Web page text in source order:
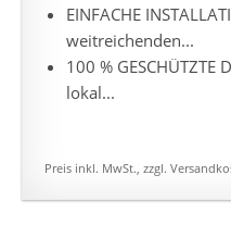
EINFACHE
weitreichenden...
100 % GESCHÜTZTE
lokal...
Preis inkl. MwSt., zzgl.